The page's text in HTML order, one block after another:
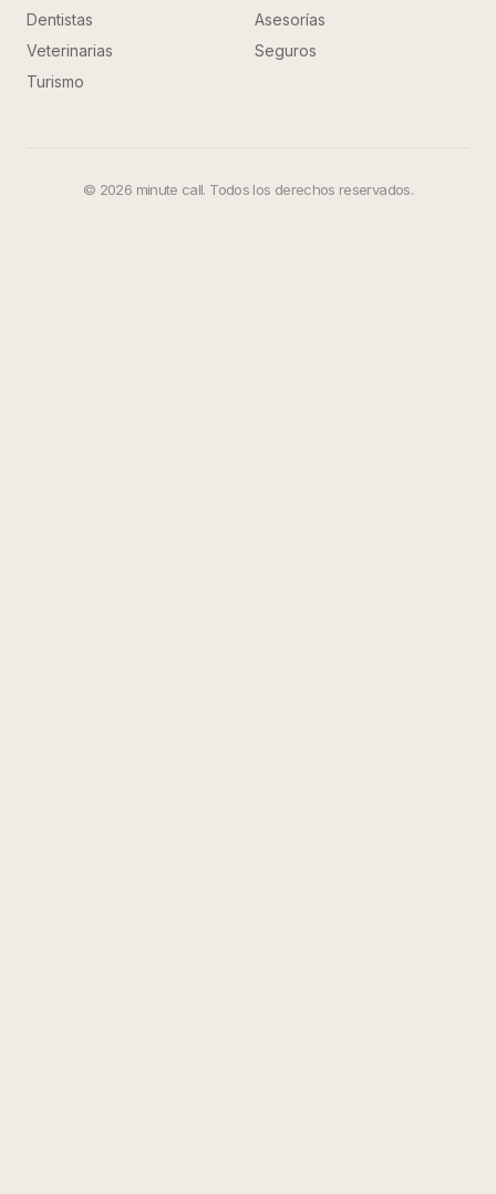
Dentistas
Asesorías
Veterinarias
Seguros
Turismo
© 2026 minute call. Todos los derechos reservados.